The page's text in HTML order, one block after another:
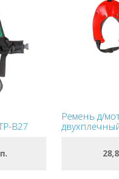
B27
Ремень д/